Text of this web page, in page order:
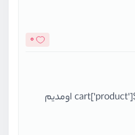
0
1- برای اینکه هر بار نگیم $cart['product'] اومدیم